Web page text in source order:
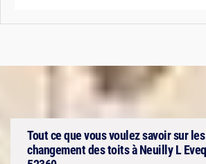
Tout ce que vous voulez savoir sur
changement des toits à Neuilly L